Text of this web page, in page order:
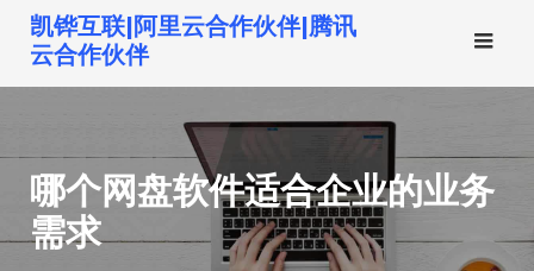
到
凯铧互联|阿里云合作伙伴|腾讯
云合作伙伴
哪个网盘软件适合企业的业务
需求